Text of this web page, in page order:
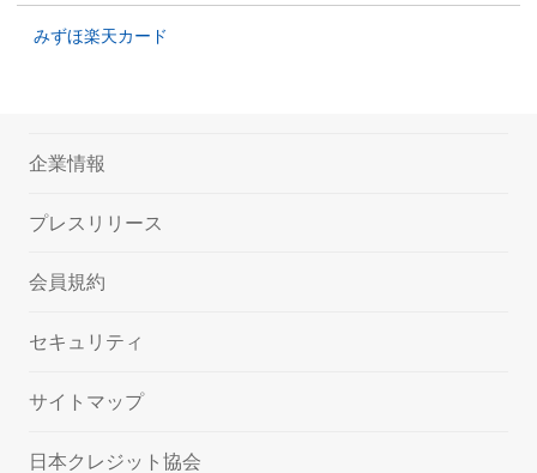
みずほ楽天カード
企業情報
プレスリリース
会員規約
セキュリティ
サイトマップ
日本クレジット協会